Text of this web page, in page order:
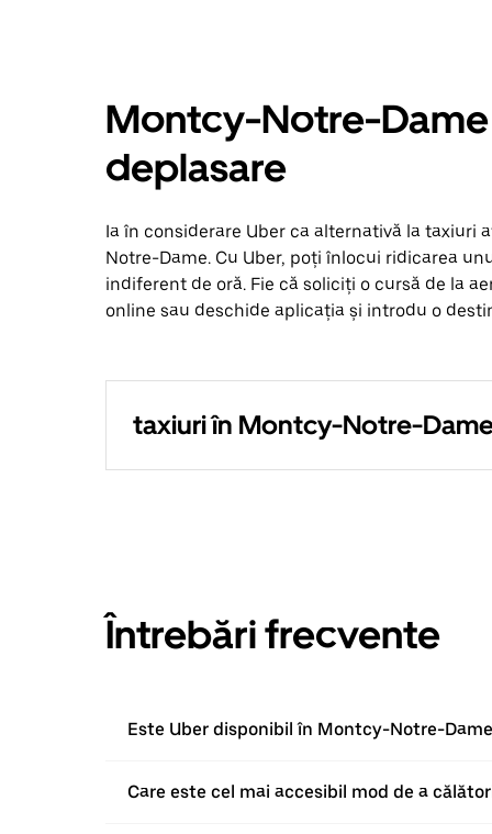
Montcy-Notre-
deplasare
Ia în considerare Uber ca alternativă la taxiuri
Notre-Dame. Cu Uber, poți înlocui ridicarea
indiferent de oră. Fie că soliciți o cursă de la
online sau deschide aplicația și introdu o
taxiuri în Montcy-Notre-
Întrebări frecvente
Este Uber disponibil în Montcy-Notre-
Care este cel mai accesibil mod de a